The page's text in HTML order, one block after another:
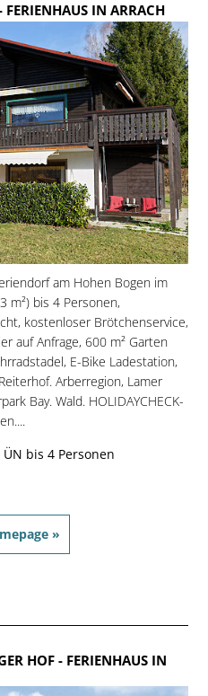
IN ARRACH
am Hohen Bogen im
m²) bis 4 Personen,
kostenloser Brötchenservice,
auf Anfrage, 600 m² Garten
E-Bike Ladestation,
Arberregion, Lamer
Bay. Wald. HOLIDAYCHECK-
bis 4 Personen
»
HOF- FERIENHAUS IN